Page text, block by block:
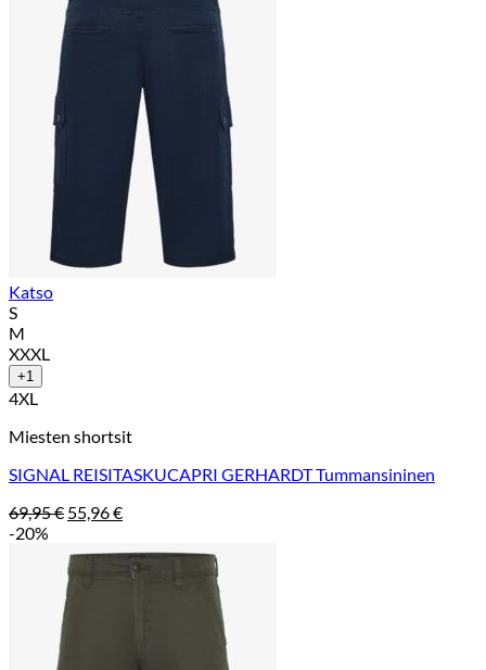
Katso
S
M
XXXL
+1
4XL
Miesten shortsit
SIGNAL REISITASKUCAPRI GERHARDT Tummansininen
69,95€ Alkuperäinen
oli:
69,95 €.
55,96€Nykyinen
on:
55,96 €.
-20%